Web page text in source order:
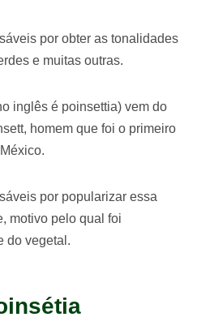
por obter as tonalidades
e muitas outras.
inglês é poinsettia) vem do
homem que foi o primeiro
por popularizar essa
motivo pelo qual foi
do vegetal.